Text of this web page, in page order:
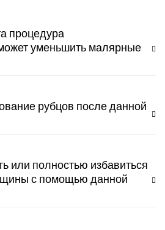
процедура
уменьшить малярные
рубцов после данной
или полностью избавиться
с помощью данной